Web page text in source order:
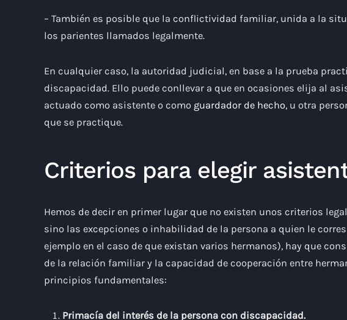
– También es posible que la conflictividad familiar, unida a la
los parientes llamados legalmente.
En cualquier caso, la autoridad judicial, en base a la prueba
discapacidad. Ello puede conllevar a que en ocasiones elija al
actuado como asistente o como guardador de hecho, u otra
que se practique.
Criterios para elegir
Hemos de decir en primer lugar que no existen unos criterios
sino las excepciones o inhabilidad de la persona a quien le
ejemplo en el caso de que existan varios hermanos), hay que
de la relación familiar y la capacidad de cooperación entre
principios fundamentales:
Primacía del interés de la persona con discapacidad.